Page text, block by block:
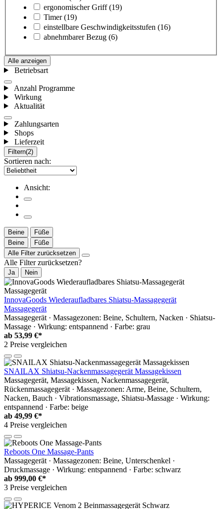
ergonomischer Griff (19)
Timer (19)
einstellbare Geschwindigkeitsstufen (16)
abnehmbarer Bezug (6)
Alle anzeigen
Betriebsart
Anzahl Programme
Wirkung
Aktualität
Zahlungsarten
Shops
Lieferzeit
Filtern(2)
Sortieren nach:
Ansicht:
Beine
Füße
Beine
Füße
Alle Filter zurücksetzen
Alle Filter zurücksetzen?
Ja Nein
InnovaGoods Wiederaufladbares Shiatsu-Massagegerät
Massagegerät
Massagegerät · Massagezonen: Beine, Schultern, Nacken · Shiatsu-
Massage · Wirkung: entspannend · Farbe: grau
ab 53,99 €*
2 Preise vergleichen
SNAILAX Shiatsu-Nackenmassagegerät Massagekissen
Massagegerät, Massagekissen, Nackenmassagegerät,
Rückenmassagegerät · Massagezonen: Arme, Beine, Schultern,
Nacken, Bauch · Vibrationsmassage, Shiatsu-Massage · Wirkung:
entspannend · Farbe: beige
ab 49,99 €*
4 Preise vergleichen
Reboots One Massage-Pants
Massagegerät · Massagezonen: Beine, Unterschenkel ·
Druckmassage · Wirkung: entspannend · Farbe: schwarz
ab 999,00 €*
3 Preise vergleichen